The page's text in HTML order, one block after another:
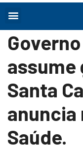
assume
Santa
anuncia
Saúde.